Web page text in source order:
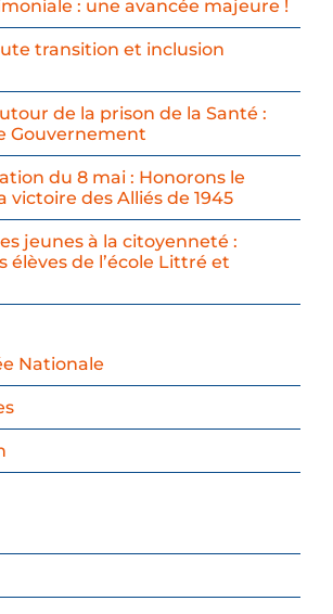
: une avancée majeure !
transition et inclusion
de la prison de la Santé :
Gouvernement
du 8 mai : Honorons le
victoire des Alliés de 1945
jeunes à la citoyenneté :
élèves de l’école Littré et
Nationale